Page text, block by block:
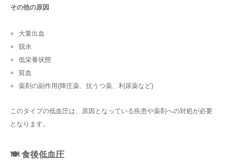
その他の原因
大量出血
脱水
低栄養状態
貧血
薬剤の副作用(降圧薬、抗うつ薬、利尿薬など)
このタイプの低血圧は、原因となっている疾患や薬剤への対処が必要
となります。
🍽️ 食後低血圧